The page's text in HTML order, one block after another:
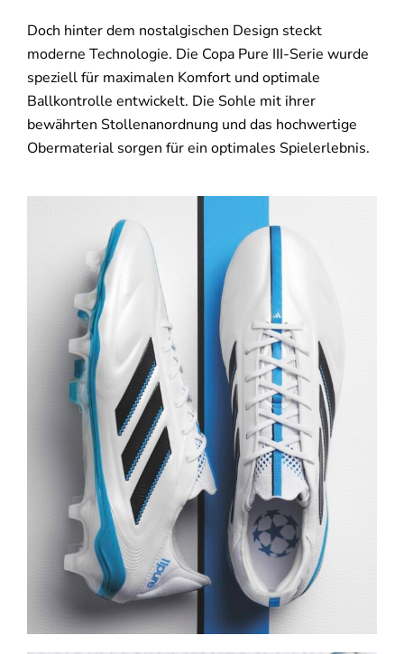
Doch hinter dem nostalgischen Design steckt
moderne Technologie. Die Copa Pure III-Serie wurde
speziell für maximalen Komfort und optimale
Ballkontrolle entwickelt. Die Sohle mit ihrer
bewährten Stollenanordnung und das hochwertige
Obermaterial sorgen für ein optimales Spielerlebnis.